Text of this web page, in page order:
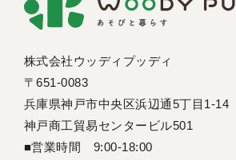
株式会社ウッディプッディ
〒651-0083
兵庫県神戸市中央区浜辺通5丁目1-14
神戸商工貿易センタービル501
■営業時間 9:00-18:00